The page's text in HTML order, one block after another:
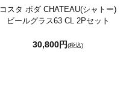
コスタ ボダ CHATEAU(シャトー)
ビールグラス63 CL 2Pセット
30,800円(税込)